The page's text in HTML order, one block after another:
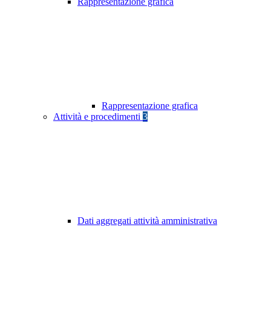
Rappresentazione grafica
Attività e procedimenti 3
Dati aggregati attività amministrativa